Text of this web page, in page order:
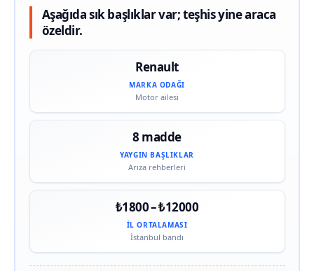
Aşağıda sık başlıklar var; teşhis yine araca
özeldir.
Renault
MARKA ODAĞI
Motor ailesi
8 madde
YAYGIN BAŞLIKLAR
Arıza rehberleri
₺1800 – ₺12000
İL ORTALAMASI
İstanbul bandı